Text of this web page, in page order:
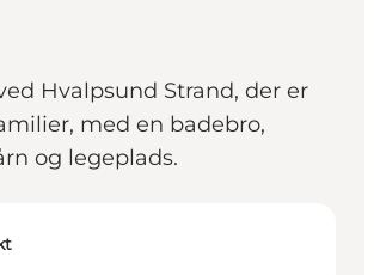
Hvalpsund Strand, der er
med en badebro,
og legeplads.